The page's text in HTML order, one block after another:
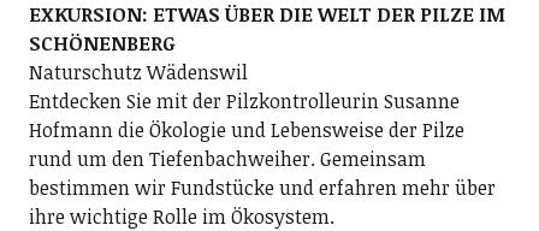
EXKURSION: ETWAS ÜBER DIE WELT DER PILZE IM
SCHÖNENBERG
Naturschutz Wädenswil
Entdecken Sie mit der Pilzkontrolleurin Susanne
Hofmann die Ökologie und Lebensweise der Pilze
rund um den Tiefenbachweiher. Gemeinsam
bestimmen wir Fundstücke und erfahren mehr über
ihre wichtige Rolle im Ökosystem.